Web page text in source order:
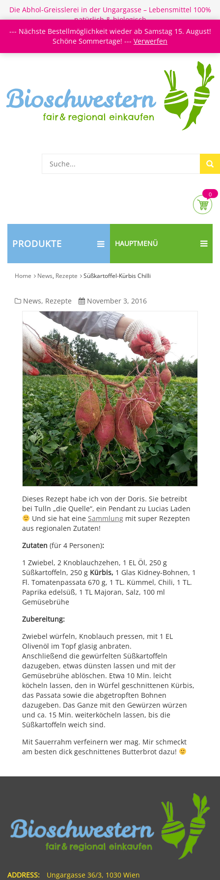
Die Abhol-Greisslerei in der Ungargasse – Lebensmittel 100%
natürlich & biologisch
Login/Register Newsletter Meine Merkzettel
0
PRODUKTE HAUPTMENÜ
Home News, Rezepte Süßkartoffel-Kürbis Chilli
Süßkartoffel-
Kürbis
Chilli
News, Rezepte November 3, 2016
Dieses Rezept habe ich von der Doris. Sie betreibt
bei Tulln „die Quelle“, ein Pendant zu Lucias Laden
Und sie hat eine Sammlungmit super Rezepten
aus regionalen Zutaten!
Zutaten (für 4 Personen):
1 Zwiebel, 2 Knoblauchzehen, 1 EL Öl, 250 g
Süßkartoffeln, 250 g Kürbis, 1 Glas Kidney-Bohnen, 1
Fl. Tomatenpassata 670 g, 1 TL. Kümmel, Chili, 1 TL.
Paprika edelsüß, 1 TL Majoran, Salz, 100 ml
Gemüsebrühe
Zubereitung:
Zwiebel würfeln, Knoblauch pressen, mit 1 EL
Olivenöl im Topf glasig anbraten.
Anschließend die gewürfelten Süßkartoffeln
dazugeben, etwas dünsten lassen und mit der
Gemüsebrühe ablöschen. Etwa 10 Min. leicht
köcheln lassen, den in Würfel geschnittenen Kürbis,
das Passata sowie die abgetropften Bohnen
dazugeben. Das Ganze mit den Gewürzen würzen
und ca. 15 Min. weiterköcheln lassen, bis die
Süßkartoffeln weich sind.
Mit Sauerrahm verfeinern wer mag. Mir schmeckt
am besten dick geschnittenes Butterbrot dazu!
ADDRESS: Ungargasse 36/3, 1030 Wien
--- Nächste Bestellmöglichkeit wieder ab Samstag 15. August!
Schöne Sommertage! --- Verwerfen